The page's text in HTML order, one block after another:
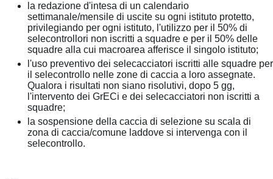
la redazione d'intesa di un calendario
settimanale/mensile di uscite su ogni istituto protetto,
privilegiando per ogni istituto, l'utilizzo per il 50% di
selecontrollori non iscritti a squadre e per il 50% delle
squadre alla cui macroarea afferisce il singolo istituto;
l'uso preventivo dei selecacciatori iscritti alle squadre per
il selecontrollo nelle zone di caccia a loro assegnate.
Qualora i risultati non siano risolutivi, dopo 5 gg,
l'intervento dei GrECi e dei selecacciatori non iscritti a
squadre;
la sospensione della caccia di selezione su scala di
zona di caccia/comune laddove si intervenga con il
selecontrollo.